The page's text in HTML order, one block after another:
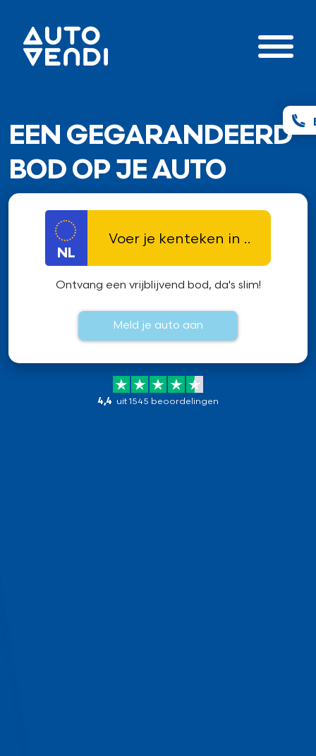
EEN GEGARANDEERD
BOD OP JE AUTO
NL
Ontvang een vrijblijvend bod, da's slim!
Meld je auto aan
4,4 uit 1545 beoordelingen